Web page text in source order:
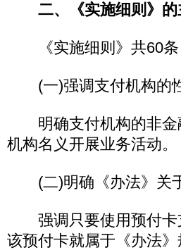
二、《实施细则》
《实施细则》共60条
(一)强调支付机构的性
明确支付机构的非金
机构名义开展业务活动。
(二)明确《办法》关
强调只要使用预付卡
该预付卡就属于《办法